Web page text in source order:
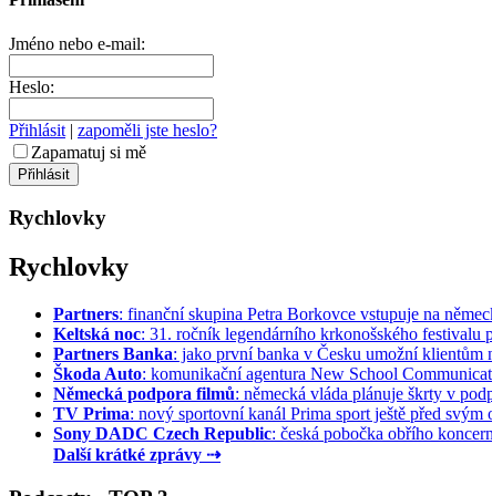
Jméno nebo e-mail:
Heslo:
Přihlásit | zapoměli jste heslo?
Zapamatuj si mě
Rychlovky
Rychlovky
Partners: finanční skupina Petra Borkovce vstupuje na
Keltská noc: 31. ročník legendárního krkonošského festivalu
Partners Banka: jako první banka v Česku umožní
Škoda Auto: komunikační agentura New School
Německá podpora filmů: německá vláda plánuje škrty v
TV Prima: nový sportovní kanál Prima sport ještě před
Sony DADC Czech Republic: česká pobočka obřího
Další krátké zprávy ⇢